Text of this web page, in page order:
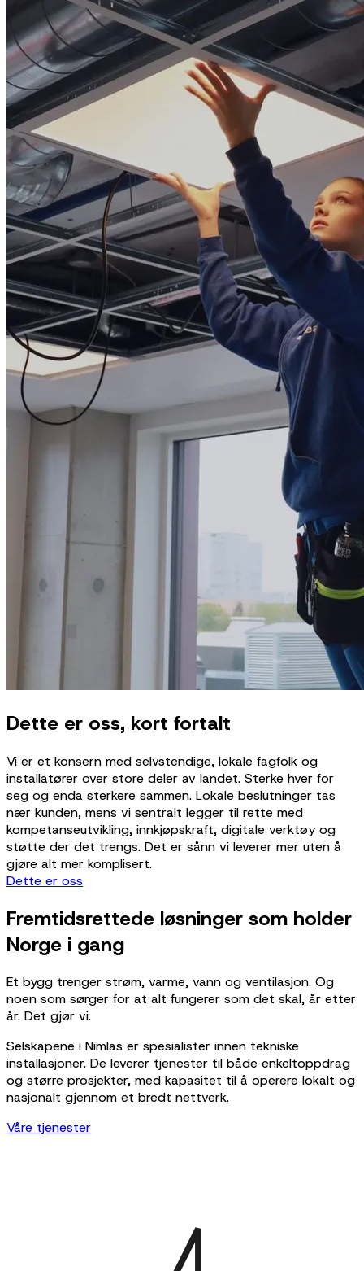
Dette er oss, kort fortalt
Vi er et konsern med selvstendige, lokale fagfolk og
installatører over store deler av landet. Sterke hver for
seg og enda sterkere sammen. Lokale beslutninger tas
nær kunden, mens vi sentralt legger til rette med
kompetanseutvikling, innkjøpskraft, digitale verktøy og
støtte der det trengs. Det er sånn vi leverer mer uten å
gjøre alt mer komplisert.
Dette er oss
Fremtidsrettede løsninger som holder
Norge i gang
Et bygg trenger strøm, varme, vann og ventilasjon. Og
noen som sørger for at alt fungerer som det skal, år etter
år. Det gjør vi.
Selskapene i Nimlas er spesialister innen tekniske
installasjoner. De leverer tjenester til både enkeltoppdrag
og større prosjekter, med kapasitet til å operere lokalt og
nasjonalt gjennom et bredt nettverk.
Våre tjenester